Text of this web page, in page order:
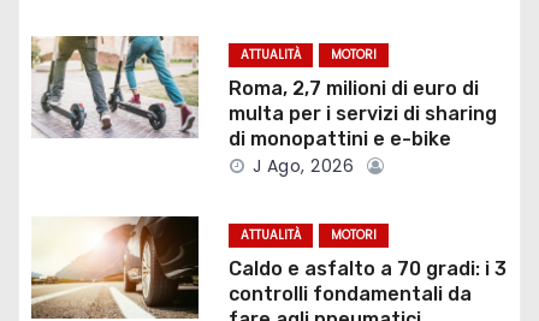
o
n
a
t
ATTUALITÀ MOTORI
Roma, 2,7 milioni di euro di
multa per i servizi di sharing
di monopattini e e-bike
J Ago, 2026
ATTUALITÀ MOTORI
Caldo e asfalto a 70 gradi: i 3
controlli fondamentali da